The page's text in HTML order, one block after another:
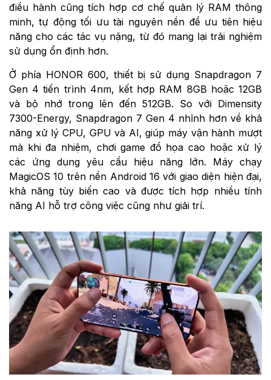
điều hành cũng tích hợp cơ chế quản lý RAM thông
minh, tự động tối ưu tài nguyên nền để ưu tiên hiệu
năng cho các tác vụ nặng, từ đó mang lại trải nghiệm
sử dụng ổn định hơn.
Ở phía HONOR 600, thiết bị sử dụng Snapdragon 7
Gen 4 tiến trình 4nm, kết hợp RAM 8GB hoặc 12GB
và bộ nhớ trong lên đến 512GB. So với Dimensity
7300-Energy, Snapdragon 7 Gen 4 nhỉnh hơn về khả
năng xử lý CPU, GPU và AI, giúp máy vận hành mượt
mà khi đa nhiệm, chơi game đồ họa cao hoặc xử lý
các ứng dụng yêu cầu hiệu năng lớn. Máy chạy
MagicOS 10 trên nền Android 16 với giao diện hiện đại,
khả năng tùy biến cao và được tích hợp nhiều tính
năng AI hỗ trợ công việc cũng như giải trí.